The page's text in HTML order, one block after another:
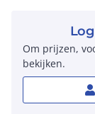
Om prijzen,
bekijken.